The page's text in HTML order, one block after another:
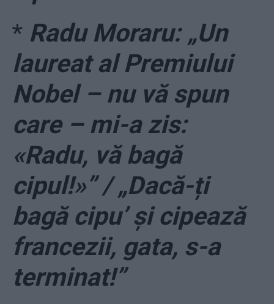
* Radu Moraru: „Un
laureat al Premiului
Nobel – nu vă spun
care – mi-a zis:
«Radu, vă bagă
cipul!»” / „Dacă-ți
bagă cipu’ și cipează
francezii, gata, s-a
terminat!”